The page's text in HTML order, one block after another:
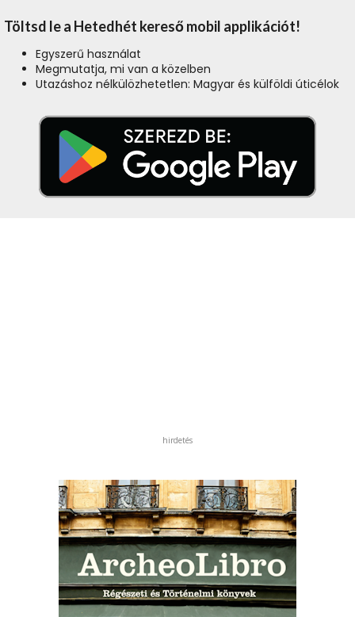
Töltsd le a Hetedhét kereső mobil applikációt!
Egyszerű használat
Megmutatja, mi van a közelben
Utazáshoz nélkülözhetetlen: Magyar és külföldi úticélok
hirdetés